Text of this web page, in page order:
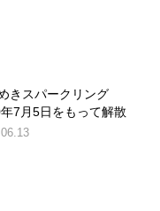
きスパークリング
7月5日をもって解散